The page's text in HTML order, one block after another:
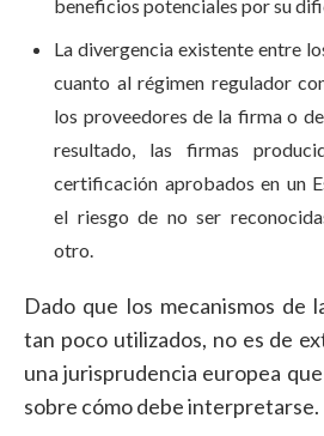
beneficios potenciales por su
La divergencia existente entre
cuanto al régimen regulador
los proveedores de la firma o
resultado, las firmas
certificación aprobados en un
el riesgo de no ser
otro.
Dado que los mecanismos de
tan poco utilizados, no es de
una jurisprudencia europea
sobre cómo debe interpretarse.